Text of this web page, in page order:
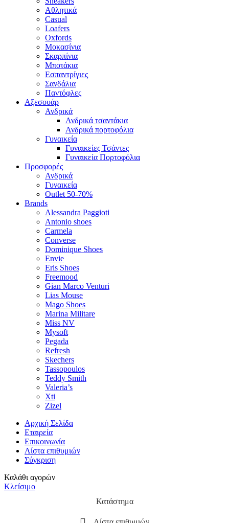
Αθλητικά
Casual
Loafers
Oxfords
Μοκασίνια
Σκαρπίνια
Μποτάκια
Εσπαντρίγιες
Σανδάλια
Παντόφλες
Αξεσουάρ
Ανδρικά
Ανδρικά τσαντάκια
Ανδρικά πορτοφόλια
Γυναικεία
Γυναικείες Τσάντες
Γυναικεία Πορτοφόλια
Προσφορές
Ανδρικά
Γυναικεία
Outlet 50-70%
Brands
Alessandra Paggioti
Antonio shoes
Carmela
Converse
Dominique Shoes
Envie
Eris Shoes
Freemood
Gian Marco Venturi
Lias Mouse
Mago Shoes
Marina Militare
Miss NV
Mysoft
Pegada
Refresh
Skechers
Tassopoulos
Teddy Smith
Valeria’s
Xti
Zizel
Αρχική Σελίδα
Εταιρεία
Επικοινωνία
Λίστα επιθυμιών
Σύγκριση
Καλάθι αγορών
Κλείσιμο
Κατάστημα